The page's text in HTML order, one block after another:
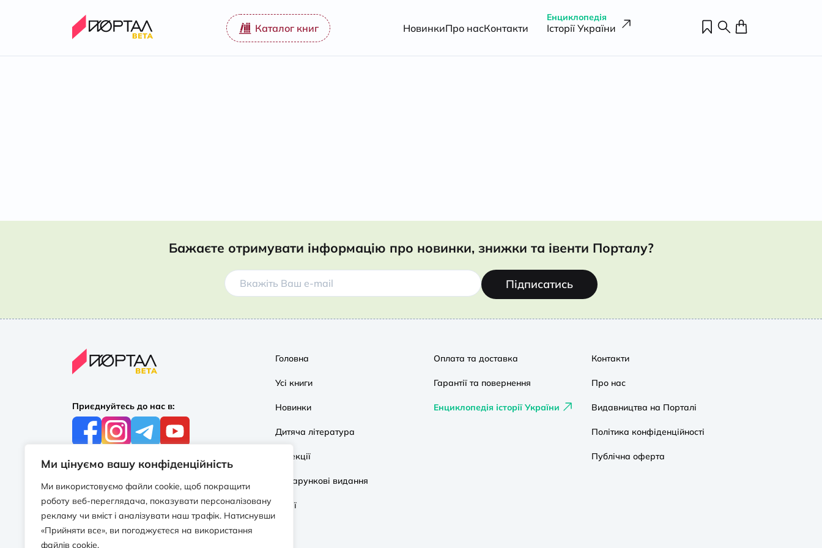
Ми цінуємо вашу конфіденційність
Ми використовуємо файли cookie, щоб покращити
роботу веб-переглядача, показувати персоналізовану
рекламу чи вміст і аналізувати наш трафік. Натиснувши
«Прийняти все», ви погоджуєтеся на використання
файлів cookie.
Каталог книг НовинкиПро насКонтакти
Енциклопедія
Історії України
Бажаєте отримувати інформацію про новинки, знижки та івенти Порталу?
Підписатись
Приєднуйтесь до нас в:
З усіх питань:
+38 097 244 16 56
info@portalbooks.com.ua
Працюємо в будні з 10:00 до 18:00
З приводу співпраці:
Головна
Усі книги
Новинки
Дитяча література
Колекції
Подарункові видання
Акції
Оплата та доставка
Гарантії та повернення
Енциклопедія історії України
Контакти
Про нас
Видавництва на Порталі
Політика конфіденційності
Публічна оферта